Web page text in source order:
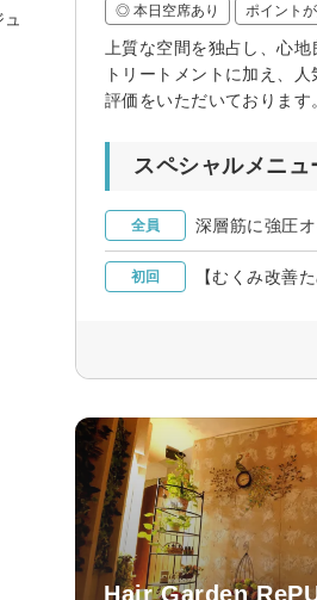
◎ 本日空席あり ポイント
上質な空間を独占し、心
トリートメントに加え、
評価をいただいておりま
スペシャルメニュ
全員 深層筋に強圧
初回 【むくみ改善
Hair Garden